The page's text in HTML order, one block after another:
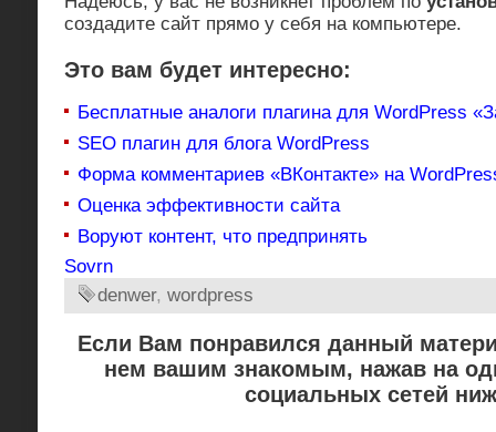
создадите сайт прямо у себя на компьютере.
Это вам будет интересно:
Бесплатные аналоги плагина для WordPress
SEO плагин для блога WordPress
Форма комментариев «ВКонтакте» на
Оценка эффективности сайта
Воруют контент, что предпринять
Sovrn
denwer, wordpress
Если Вам понравился данный
нем вашим знакомым, нажав на
социальных сетей